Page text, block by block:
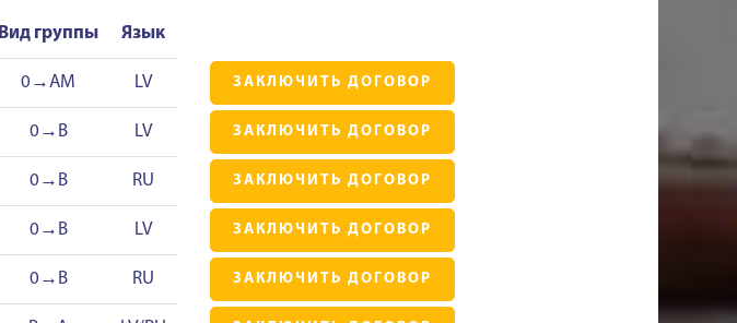
Вид группы Язык
0→AM LV ЗАКЛЮЧИТЬ ДОГОВОР
0→B LV ЗАКЛЮЧИТЬ ДОГОВОР
0→B RU ЗАКЛЮЧИТЬ ДОГОВОР
0→B LV ЗАКЛЮЧИТЬ ДОГОВОР
0→B RU ЗАКЛЮЧИТЬ ДОГОВОР